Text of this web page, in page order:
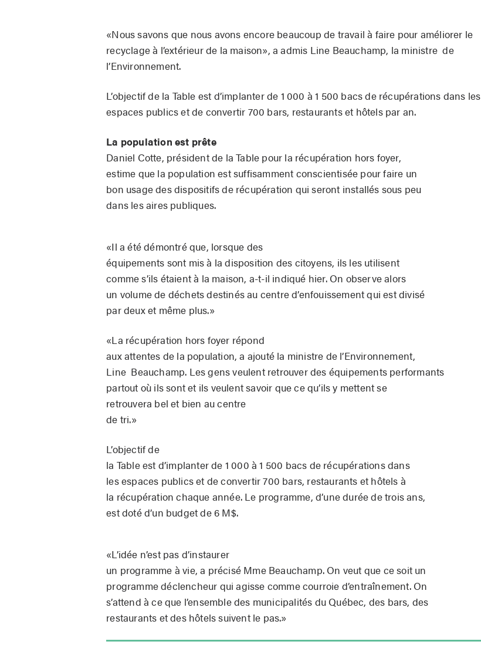
«Nous savons que nous avons encore beaucoup de travail à faire pour améliorer le
recyclage à l’extérieur de la maison», a admis Line Beauchamp, la ministre de
l’Environnement.
L’objectif de la Table est d’implanter de 1 000 à 1 500 bacs de récupérations dans les
espaces publics et de convertir 700 bars, restaurants et hôtels par an.
La population est prête
Daniel Cotte, président de la Table pour la récupération hors foyer,
estime que la population est suffisamment conscientisée pour faire un
bon usage des dispositifs de récupération qui seront installés sous peu
dans les aires publiques.
«Il a été démontré que, lorsque des
équipements sont mis à la disposition des citoyens, ils les utilisent
comme s’ils étaient à la maison, a-t-il indiqué hier. On observe alors
un volume de déchets destinés au centre d’enfouissement qui est divisé
par deux et même plus.»
«La récupération hors foyer répond
aux attentes de la population, a ajouté la ministre de l’Environnement,
Line Beauchamp. Les gens veulent retrouver des équipements performants
partout où ils sont et ils veulent savoir que ce qu’ils y mettent se
retrouvera bel et bien au centre
de tri.»
L’objectif de
la Table est d’implanter de 1 000 à 1 500 bacs de récupérations dans
les espaces publics et de convertir 700 bars, restaurants et hôtels à
la récupération chaque année. Le programme, d’une durée de trois ans,
est doté d’un budget de 6 M$.
«L’idée n’est pas d’instaurer
un programme à vie, a précisé Mme Beauchamp. On veut que ce soit un
programme déclencheur qui agisse comme courroie d’entraînement. On
s’attend à ce que l’ensemble des municipalités du Québec, des bars, des
restaurants et des hôtels suivent le pas.»